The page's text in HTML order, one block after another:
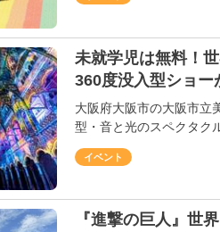
未就学児は無料！
360度没入型ショー
大阪府大阪市の大阪市立
型・音と光のスペクタク
イベント
『進撃の巨人』世